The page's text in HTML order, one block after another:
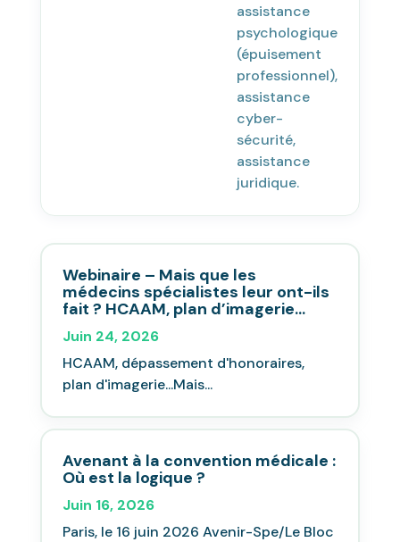
assistance
psychologique
(épuisement
professionnel),
assistance
cyber-
sécurité,
assistance
juridique.
Webinaire – Mais que les
médecins spécialistes leur ont-ils
fait ? HCAAM, plan d’imagerie…
Juin 24, 2026
HCAAM, dépassement d'honoraires,
plan d'imagerie...Mais...
Avenant à la convention médicale :
Où est la logique ?
Juin 16, 2026
Paris, le 16 juin 2026 Avenir-Spe/Le Bloc